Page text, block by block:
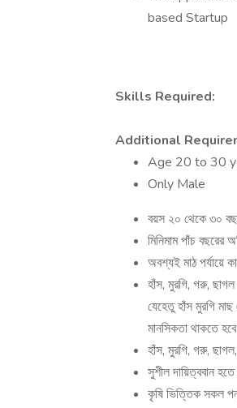
based Startup
Skills Required:
Additional
Age 20 to 30
Only Male
বয়স ২০ থেকে ৩০
মিনিমাম পাঁচ বছরের
অবশ্যই মাঠ পর্যায়ে
হাঁস, মুরগি, গরু, ছাগল
যেহেতু হাঁস মুরগি
মানসিকতা থাকতে
হাঁস, মুরগি, গরু,
সুশীল দায়িত্ববান
কৃষি ভিত্তিক সকল